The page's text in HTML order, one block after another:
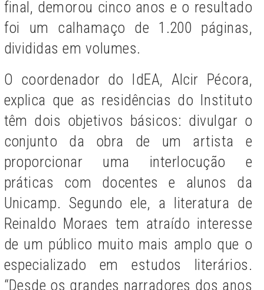
final, demorou cinco anos e o resultado
foi um calhamaço de 1.200 páginas,
divididas em volumes.
O coordenador do IdEA, Alcir Pécora,
explica que as residências do Instituto
têm dois objetivos básicos: divulgar o
conjunto da obra de um artista e
proporcionar uma interlocução e
práticas com docentes e alunos da
Unicamp. Segundo ele, a literatura de
Reinaldo Moraes tem atraído interesse
de um público muito mais amplo que o
especializado em estudos literários.
“Desde os grandes narradores dos anos